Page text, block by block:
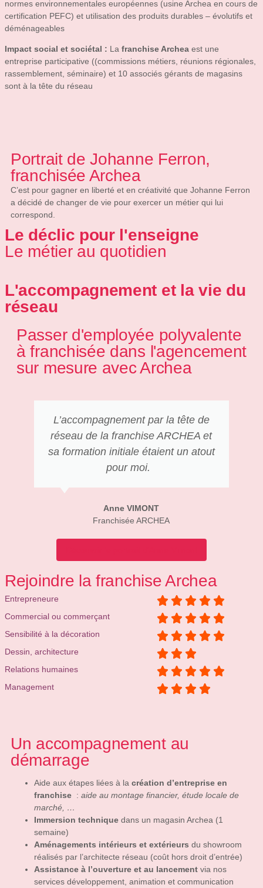
normes environnementales européennes (usine Archea en cours de
certification PEFC) et utilisation des produits durables – évolutifs et
déménageables
Impact social et sociétal : La franchise Archea est une
entreprise participative ((commissions métiers, réunions régionales,
rassemblement, séminaire) et 10 associés gérants de magasins
sont à la tête du réseau
Portrait de Johanne Ferron,
franchisée Archea
C’est pour gagner en liberté et en créativité que Johanne Ferron
a décidé de changer de vie pour exercer un métier qui lui
correspond.
Le déclic pour l'enseigne
Le métier au quotidien
L'accompagnement et la vie du
réseau
Passer d'employée polyvalente
à franchisée dans l'agencement
sur mesure avec Archea
L’accompagnement par la tête de
réseau de la franchise ARCHEA et
sa formation initiale étaient un atout
pour moi.
Anne VIMONT
Franchisée ARCHEA
Rejoindre la franchise Archea
Entrepreneure
Commercial ou commerçant
Sensibilité à la décoration
Dessin, architecture
Relations humaines
Management
Un accompagnement au
démarrage
Aide aux étapes liées à la création d’entreprise en
franchise : aide au montage financier, étude locale de
marché, …
Immersion technique dans un magasin Archea (1
semaine)
Aménagements intérieurs et extérieurs du showroom
réalisés par l’architecte réseau (coût hors droit d’entrée)
Assistance à l’ouverture et au lancement via nos
services développement, animation et communication